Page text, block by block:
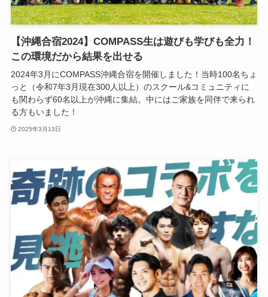
【沖縄合宿2024】COMPASS生は遊びも学びも全力！
この環境だから結果を出せる
2024年3月にCOMPASS沖縄合宿を開催しました！当時100名ちょ
っと（令和7年3月現在300人以上）のスクール&コミュニティに
も関わらず60名以上が沖縄に集結。中にはご家族を同伴で来られ
る方もいました！
2025年3月13日